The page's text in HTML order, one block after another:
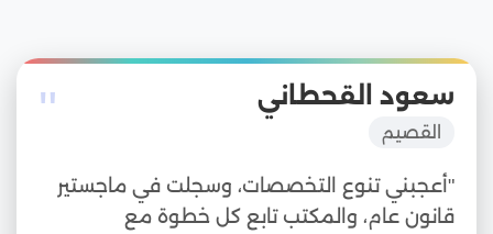
" سعود القحطاني
القصيم
"أعجبني تنوع التخصصات، وسجلت في ماجستير
قانون عام، والمكتب تابع كل خطوة مع